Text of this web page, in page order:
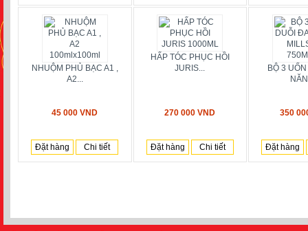
NHUỘM PHỦ BẠC A1 ,
A2...
45 000 VND
Đặt hàng Chi tiết
HẤP TÓC PHỤC HỒI
JURIS...
270 000 VND
Đặt hàng Chi tiết
BỘ 3
350
Đặt hàng